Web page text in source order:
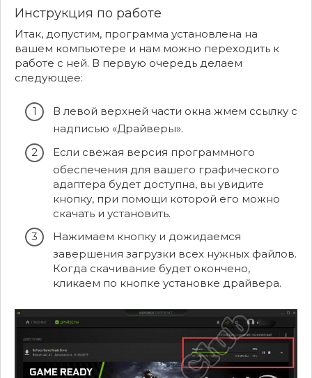
Инструкция по работе
Итак, допустим, программа установлена на
вашем компьютере и нам можно переходить к
работе с ней. В первую очередь делаем
следующее:
В левой верхней части окна жмем ссылку с
надписью «Драйверы».
Если свежая версия программного
обеспечения для вашего графического
адаптера будет доступна, вы увидите
кнопку, при помощи которой его можно
скачать и установить.
Нажимаем кнопку и дожидаемся
завершения загрузки всех нужных файлов.
Когда скачивание будет окончено,
кликаем по кнопке установке драйвера.